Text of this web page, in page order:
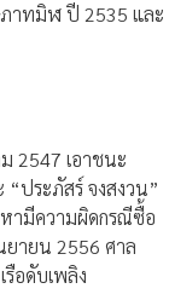
าทมิฬ ปี 2535 และ
2547 เอาชนะ
ประภัสร์ จงสงวน”
ามีความผิดกรณีซื้อ
ยายน 2556 ศาล
อดับเพลิง